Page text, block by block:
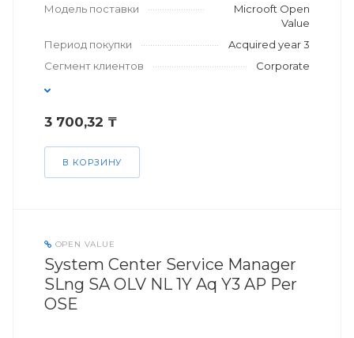
Модель поставки
Microoft Open
Value
Период покупки
Acquired year 3
Сегмент клиентов
Corporate
3 700,32 ₸
В КОРЗИНУ
OPEN VALUE
System Center Service Manager
SLng SA OLV NL 1Y Aq Y3 AP Per
OSE